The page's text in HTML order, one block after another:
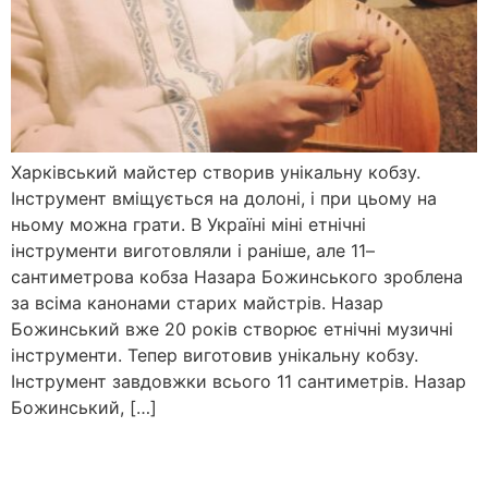
Харківський майстер створив унікальну кобзу.
Інструмент вміщується на долоні, і при цьому на
ньому можна грати. В Україні міні етнічні
інструменти виготовляли і раніше, але 11–
сантиметрова кобза Назара Божинського зроблена
за всіма канонами старих майстрів. Назар
Божинський вже 20 років створює етнічні музичні
інструменти. Тепер виготовив унікальну кобзу.
Інструмент завдовжки всього 11 сантиметрів. Назар
Божинський, […]